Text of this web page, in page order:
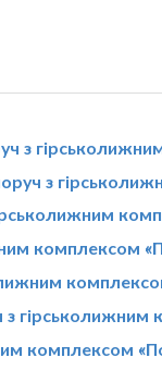
з
з
комплексом
гірськолижним
комплексом